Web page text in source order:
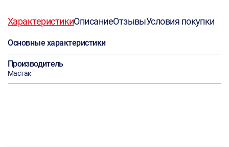
ХарактеристикиОписаниеОтзывыУсловия покупки
Основные характеристики
Производитель
Мастак